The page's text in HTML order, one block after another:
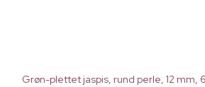
Grøn-plettet jaspis, rund perle, 12 mm,